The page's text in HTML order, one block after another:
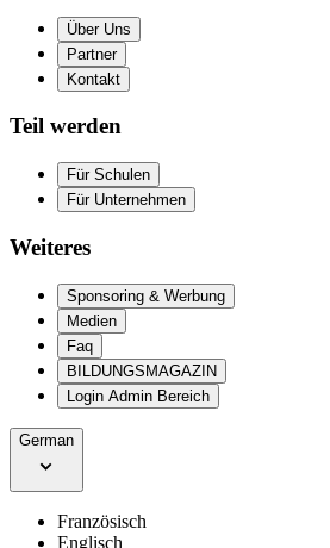
Über Uns
Partner
Kontakt
Teil werden
Für Schulen
Für Unternehmen
Weiteres
Sponsoring & Werbung
Medien
Faq
BILDUNGSMAGAZIN
Login Admin Bereich
German
Französisch
Englisch